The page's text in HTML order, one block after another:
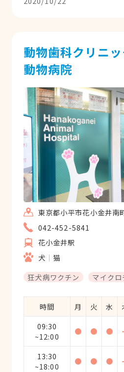
動物歯科クリニ
動物病院
東京都小平市花小金井南
042-452-5841
花小金井駅
犬
猫
狂犬病ワクチン
マイク
時間 月 火 水
09:30
~12:00
● ● ●
13:30
~18:00
● ● ●